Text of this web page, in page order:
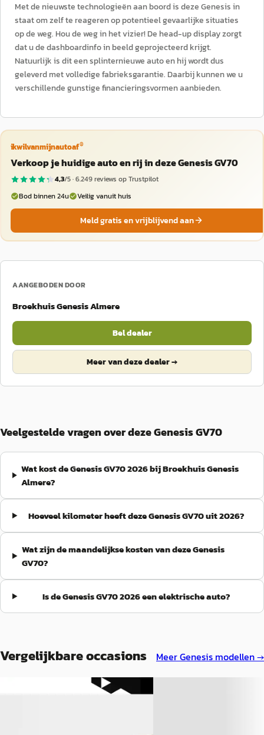
Met de nieuwste technologieën aan boord is deze Genesis in
staat om zelf te reageren op potentieel gevaarlijke situaties
op de weg. Hou de weg in het vizier! De head-up display zorgt
dat u de dashboardinfo in beeld geprojecteerd krijgt.
Natuurlijk is dit een splinternieuwe auto en hij wordt dus
geleverd met volledige fabrieksgarantie. Daarbij kunnen we u
verschillende gunstige financieringsvormen aanbieden.
ikwilvanmijnautoaf®
Verkoop je huidige auto en rij in deze Genesis GV70
4,3/5 ·6.249reviews op Trustpilot
Bod binnen 24u
Veilig vanuit huis
Meld gratis en vrijblijvend aan
AANGEBODEN DOOR
Broekhuis Genesis Almere
Bel dealer
Meer van deze dealer →
Veelgestelde vragen over deze Genesis GV70
Wat kost de Genesis GV70 2026 bij Broekhuis Genesis
Almere?
Hoeveel kilometer heeft deze Genesis GV70 uit 2026?
Wat zijn de maandelijkse kosten van deze Genesis
GV70?
Is de Genesis GV70 2026 een elektrische auto?
Vergelijkbare occasions MeerGenesis modellen →